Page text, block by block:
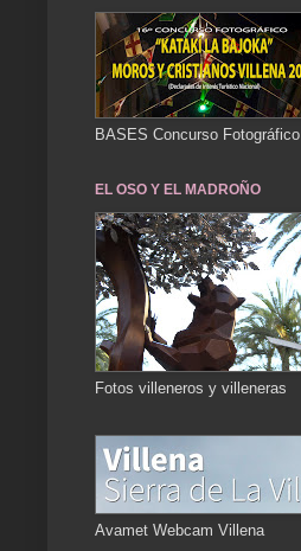
BASES Concurso Fotográfico
EL OSO Y EL MADROÑO
Fotos villeneros y villeneras
Avamet Webcam Villena